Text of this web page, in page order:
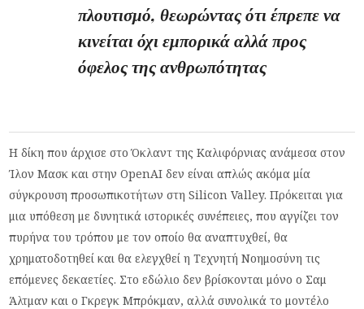
πλουτισμό, θεωρώντας ότι έπρεπε να
κινείται όχι εμπορικά αλλά προς
όφελος της ανθρωπότητας
Η δίκη που άρχισε στο Όκλαντ της Καλιφόρνιας ανάμεσα στον
Ίλον Μασκ και στην OpenAI δεν είναι απλώς ακόμα μία
σύγκρουση προσωπικοτήτων στη Silicon Valley. Πρόκειται για
μια υπόθεση με δυνητικά ιστορικές συνέπειες, που αγγίζει τον
πυρήνα του τρόπου με τον οποίο θα αναπτυχθεί, θα
χρηματοδοτηθεί και θα ελεγχθεί η Τεχνητή Νοημοσύνη τις
επόμενες δεκαετίες. Στο εδώλιο δεν βρίσκονται μόνο ο Σαμ
Άλτμαν και ο Γκρεγκ Μπρόκμαν, αλλά συνολικά το μοντέλο